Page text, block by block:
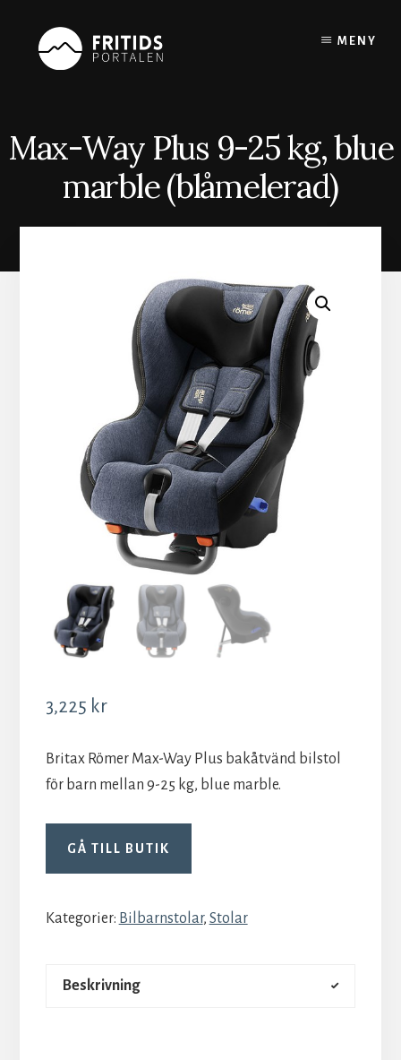
content
MENY
Max-Way Plus 9-25 kg, blue
marble (blåmelerad)
3,225 kr
Britax Römer Max-Way Plus bakåtvänd bilstol
för barn mellan 9-25 kg, blue marble.
GÅ TILL BUTIK
Kategorier: Bilbarnstolar, Stolar
Beskrivning